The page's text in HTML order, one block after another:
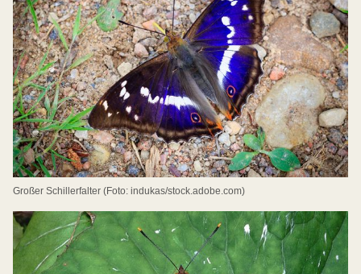
Großer Schillerfalter (Foto: indukas/stock.adobe.com)